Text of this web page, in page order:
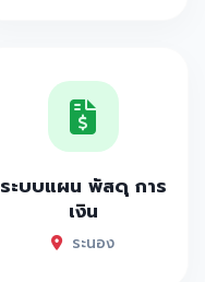
ระบบแผน พัสดุ การ
เงิน
ระนอง